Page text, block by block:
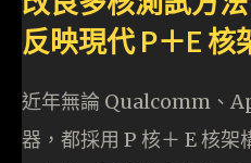
反映現代 P＋E 核
近年無論 Qualcomm、
器，都採用 P 核＋ E 核